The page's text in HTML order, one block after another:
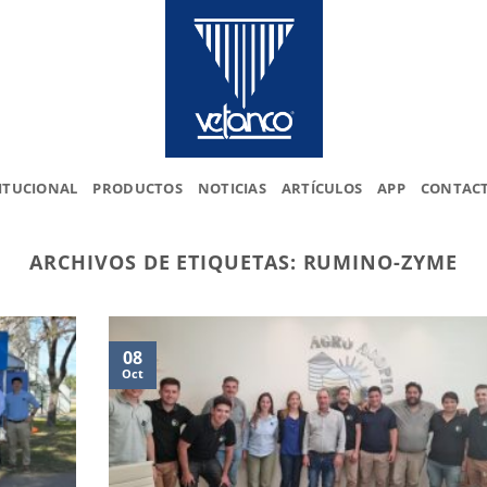
PRODUCTOS NOTICIAS ARTÍCULOS APP
ARCHIVOS DE ETIQUETAS: RUMINO-ZYME
08
Oct